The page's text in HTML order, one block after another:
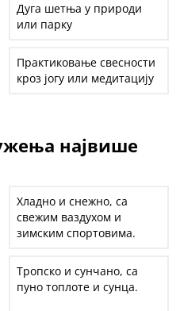
Дуга шетња у природи
или парку
Практиковање свесности
кроз јогу или медитацију
највише
Хладно и снежно, са
свежим ваздухом и
зимским спортовима.
Тропско и сунчано, са
пуно топлоте и сунца.